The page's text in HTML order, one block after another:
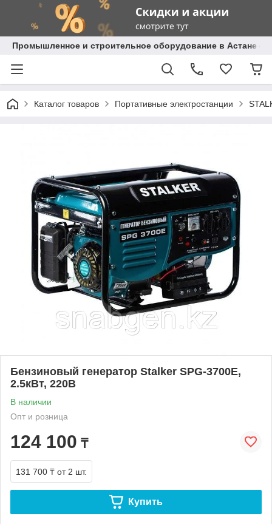
Промышленное и строительное оборудование в Астане с
Каталог товаров Портативные электростанции
Бензиновый генератор Stalker SPG-3700E,
2.5кВт, 220В
В наличии
Опт и розница
124 100 ₸
131 700 ₸ от 2 шт.
Купить